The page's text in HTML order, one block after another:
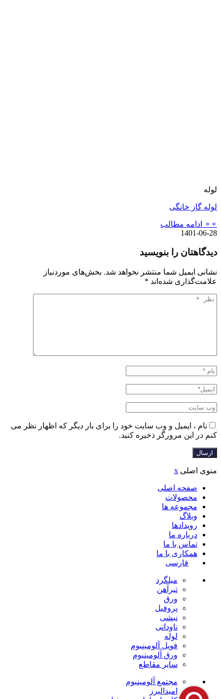
لوله
لوله گاز خانگی
⚬⚬ ادامه مطالب
1401-06-28
دیدگاهتان را بنویسید
نشانی ایمیل شما منتشر نخواهد شد. بخش‌های موردنیاز
علامت‌گذاری شده‌اند *
نام ، ایمیل و وب سایت خود را برای بار دیگر که اظهار نظر می
کنم در این مرورگر ذخیره کنید.
منوی اصلی x
صفحه اصلی
محصولات
مجموعه ها
وبلاگ
رویدادها
درباره ما
تماس با ما
همکاری با ما
فارسی
میلگرد
تیرآهن
ورق
پروفیل
نبشی
ناودانی
لوله
فویل آلومینیوم
ورق آلومینیوم
سایر مقاطع
مجتمع آلومینیوم
امیدالبرز